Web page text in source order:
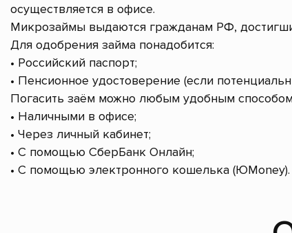
осуществляется в офисе.
Микрозаймы выдаются гражданам РФ,
Для одобрения займа понадобится:
• Российский паспорт;
• Пенсионное удостоверение (если
Погасить заём можно любым удобным
• Наличными в офисе;
• Через личный кабинет;
• С помощью СберБанк Онлайн;
• С помощью электронного кошелька (ЮMoney).